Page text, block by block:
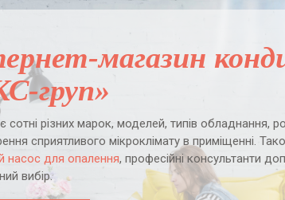
магазин
груп»
сотні різних марок, моделей, типів обладнання,
сприятливого мікроклімату в приміщенні.
насос для опалення, професійні консультанти
вибір.